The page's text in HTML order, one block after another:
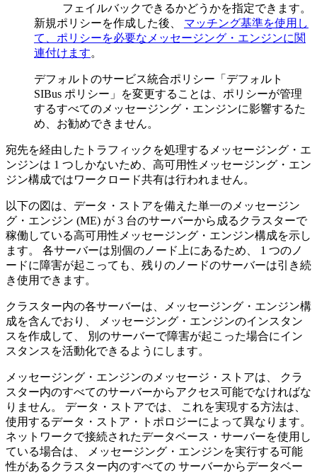
フェイルバックできるかどうかを指定できます。
新規ポリシーを作成した後、 マッチング基準を使用し
て、ポリシーを必要なメッセージング・エンジンに関
連付けます。
デフォルトのサービス統合ポリシー 「デフォルト
SIBus ポリシー」
を変更することは、ポリシーが管理
するすべてのメッセージング・エンジンに影響するた
め、お勧めできません。
宛先を経由したトラフィックを処理するメッセージング・エ
ンジンは 1 つしかないため、高可用性メッセージング・エン
ジン構成ではワークロード共有は行われません。
以下の図は、データ・ストアを備えた単一のメッセージン
グ・エンジン (ME) が 3 台のサーバーから成るクラスターで
稼働している高可用性メッセージング・エンジン構成を示し
ます。 各サーバーは別個のノード上にあるため、 1 つのノ
ードに障害が起こっても、残りのノードのサーバーは引き続
き使用できます。
クラスター内の各サーバーは、メッセージング・エンジン構
成を含んでおり、 メッセージング・エンジンのインスタン
スを作成して、 別のサーバーで障害が起こった場合にイン
スタンスを活動化できるようにします。
メッセージング・エンジンのメッセージ・ストアは、 クラ
スター内のすべてのサーバーからアクセス可能でなければな
りません。 データ・ストアでは、 これを実現する方法は、
使用するデータ・ストア・トポロジーによって異なります。
ネットワークで接続されたデータベース・サーバーを使用し
ている場合は、 メッセージング・エンジンを実行する可能
性があるクラスター内のすべての サーバーからデータベー